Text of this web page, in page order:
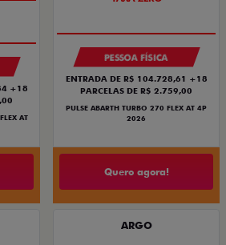
+18
AT
PESSOA FÍSICA
ENTRADA DE R$ 104.728,61 +18
PARCELAS DE R$ 2.759,00
PULSE ABARTH TURBO 270 FLEX AT 4P
2026
Quero agora!
ARGO